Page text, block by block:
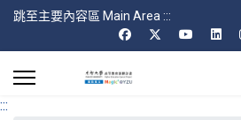
跳至主要內容區 Main Area :::
:::